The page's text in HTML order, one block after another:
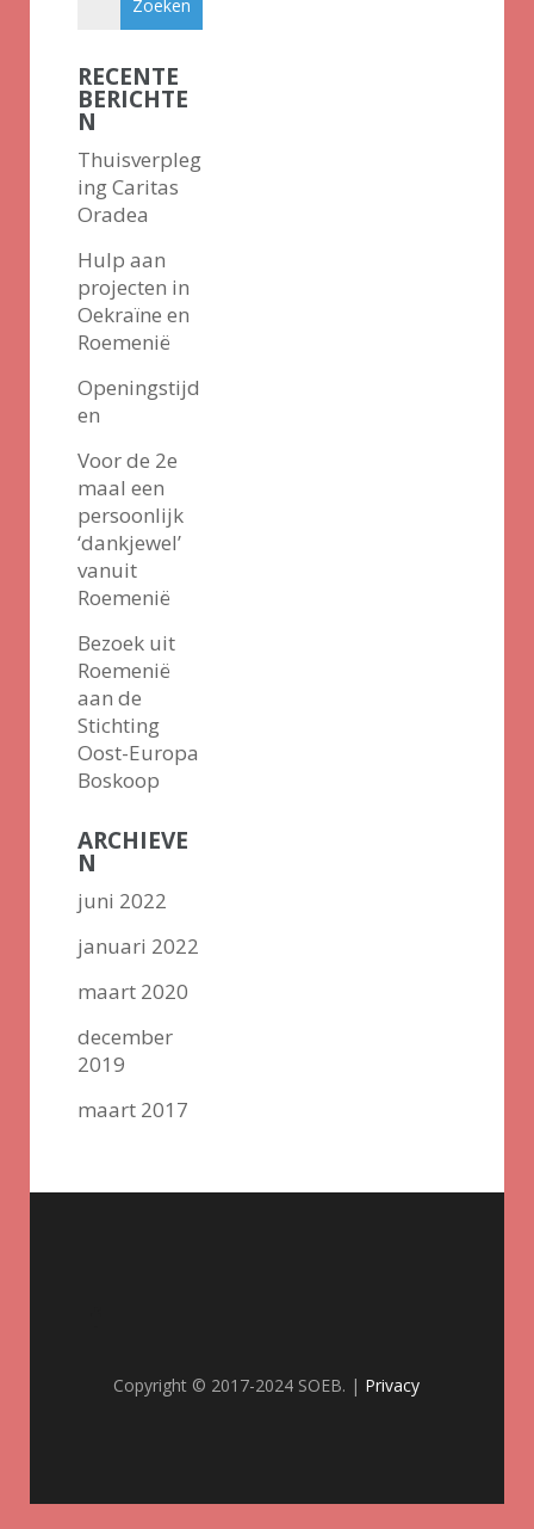
RECENTE
BERICHTE
N
Thuisverpleg
ing Caritas
Oradea
Hulp aan
projecten in
Oekraïne en
Roemenië
Openingstijd
en
Voor de 2e
maal een
persoonlijk
‘dankjewel’
vanuit
Roemenië
Bezoek uit
Roemenië
aan de
Stichting
Oost-Europa
Boskoop
ARCHIEVE
N
juni 2022
januari 2022
maart 2020
december
2019
maart 2017
Copyright © 2017-2024 SOEB. | Privacy